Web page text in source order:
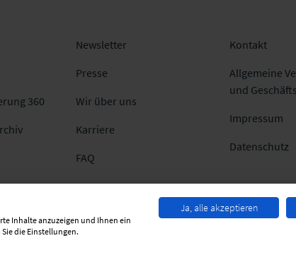
360
Newsletter
Presse
Wir über uns
Karriere
FAQ
Kontakt
Allgemeine
und
Impressum
Datenschutz
Inhalte anzuzeigen und Ihnen ein
die Einstellungen.
Ja, alle akzeptieren